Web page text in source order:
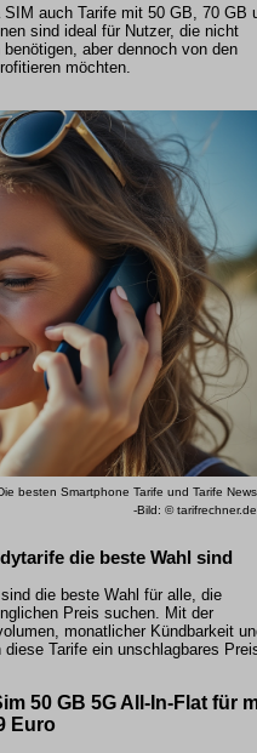
auch Tarife mit 50 GB, 70 GB
sind ideal für Nutzer, die nicht
aber dennoch von den
möchten.
besten Smartphone Tarife und Tarife News
-Bild: © tarifrechner.de
die beste Wahl sind
sind die beste Wahl für alle, die
Preis suchen. Mit der
monatlicher Kündbarkeit
Tarife ein unschlagbares
50 GB 5G All-In-Flat für
Euro